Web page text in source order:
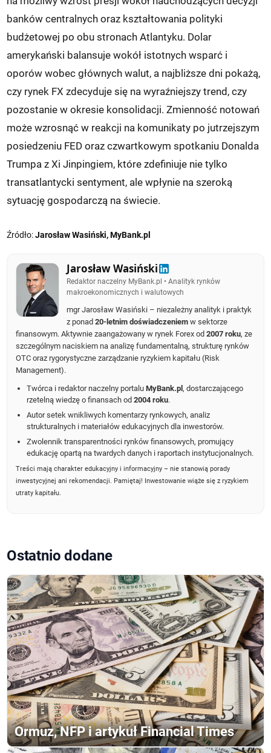
banków centralnych oraz kształtowania polityki
budżetowej po obu stronach Atlantyku. Dolar
amerykański balansuje wokół istotnych wsparć i
oporów wobec głównych walut, a najbliższe dni pokażą,
czy rynek FX zdecyduje się na wyraźniejszy trend, czy
pozostanie w okresie konsolidacji. Zmienność notowań
może wzrosnąć w reakcji na komunikaty po jutrzejszym
posiedzeniu FED oraz czwartkowym spotkaniu Donalda
Trumpa z Xi Jinpingiem, które zdefiniuje nie tylko
transatlantycki sentyment, ale wpłynie na szeroką
sytuację gospodarczą na świecie.
Źródło:Jarosław Wasiński, MyBank.pl
Jarosław Wasiński
Redaktor naczelny MyBank.pl • Analityk rynków
makroekonomicznych i walutowych
mgr Jarosław Wasiński – niezależny analityk i praktyk
z ponad20-letnim doświadczeniem w sektorze
finansowym. Aktywnie zaangażowany w rynek Forex od2007 roku, ze
szczególnym naciskiem na analizę fundamentalną, strukturę rynków
OTC oraz rygorystyczne zarządzanie ryzykiem kapitału (Risk
Management).
Twórca i redaktor naczelny portaluMyBank.pl, dostarczającego
rzetelną wiedzę o finansach od2004 roku.
Autor setek wnikliwych komentarzy rynkowych, analiz
strukturalnych i materiałów edukacyjnych dla inwestorów.
Zwolennik transparentności rynków finansowych, promujący
edukację opartą na twardych danych i raportach instytucjonalnych.
Treści mają charakter edukacyjny i informacyjny – nie stanowią porady
inwestycyjnej ani rekomendacji. Pamiętaj! Inwestowanie wiąże się z ryzykiem
utraty kapitału.
Ostatnio dodane
Ormuz, NFP i artykuł Financial Times